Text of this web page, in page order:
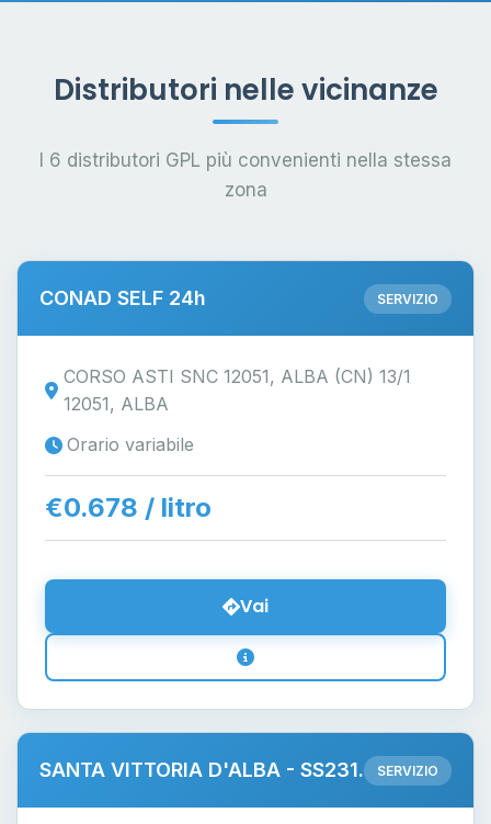
Distributori nelle vicinanze
I 6 distributori GPL più convenienti nella stessa
zona
CONAD SELF 24h SERVIZIO
CORSO ASTI SNC 12051, ALBA (CN) 13/1
12051, ALBA
Orario variabile
€0.678 / litro
Vai
SANTA VITTORIA D'ALBA - SS231. SERVIZIO